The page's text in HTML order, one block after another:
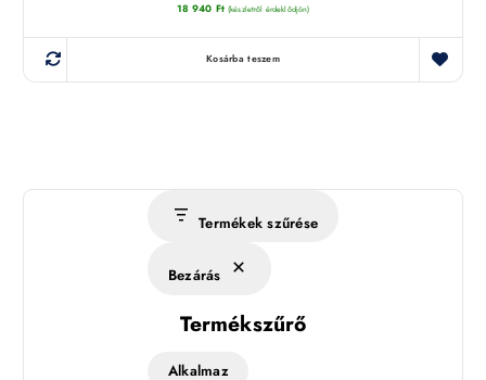
18 940 Ft (készletről érdeklődjön)
Kosárba teszem
Termékek szűrése
Bezárás
Termékszűrő
Alkalmaz